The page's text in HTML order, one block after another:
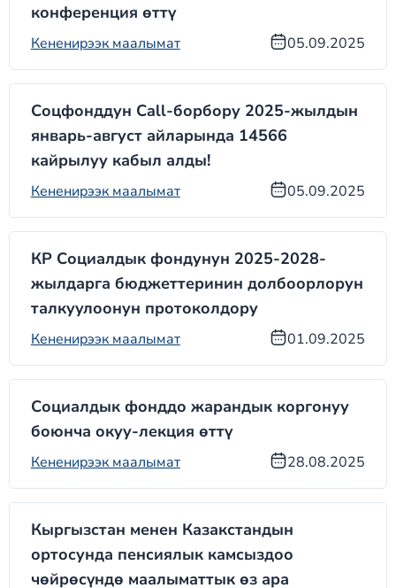
конференция өттү
Кененирээк маалымат 05.09.2025
Соцфонддун Call-борбору 2025-жылдын
январь-август айларында 14566
кайрылуу кабыл алды!
Кененирээк маалымат 05.09.2025
КР Социалдык фондунун 2025-2028-
жылдарга бюджеттеринин долбоорлорун
талкуулоонун протоколдору
Кененирээк маалымат 01.09.2025
Социалдык фонддо жарандык коргонуу
боюнча окуу-лекция өттү
Кененирээк маалымат 28.08.2025
Кыргызстан менен Казакстандын
ортосунда пенсиялык камсыздоо
чөйрөсүндө маалыматтык өз ара